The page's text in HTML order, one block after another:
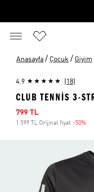
Anasayfa / Çocuk / Giyim
4.9 (18)
CLUB TENNIS 3-
İndirimli fiyat
799 TL
1.599 TL Orijinal fiyat -50%